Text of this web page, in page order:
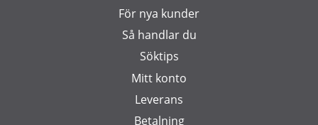
För nya kunder
Så handlar du
Söktips
Mitt konto
Leverans
Betalning